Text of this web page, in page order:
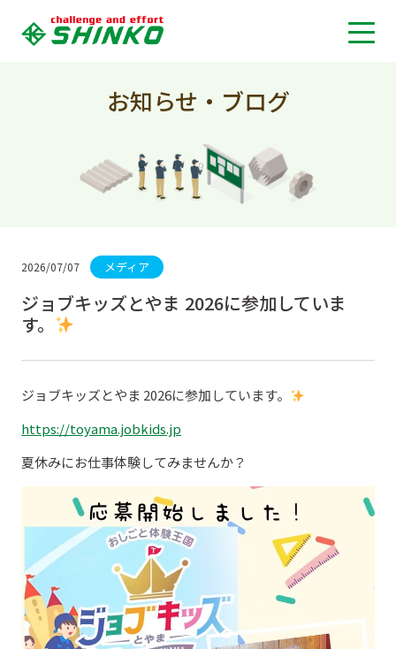
お知らせ・ブログ
2026/07/07 メディア
ジョブキッズとやま 2026に参加していま
す。
ジョブキッズとやま 2026に参加しています。
https://toyama.jobkids.jp
夏休みにお仕事体験してみませんか？